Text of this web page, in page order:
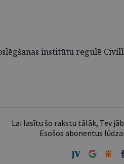
institūtu regulē
Lai lasītu šo rakstu tālāk, Tev
Esošos abonentus